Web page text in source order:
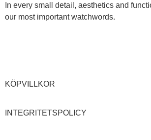
In every small detail, aesthetics and
our most important watchwords.
KÖPVILLKOR
INTEGRITETSPOLICY